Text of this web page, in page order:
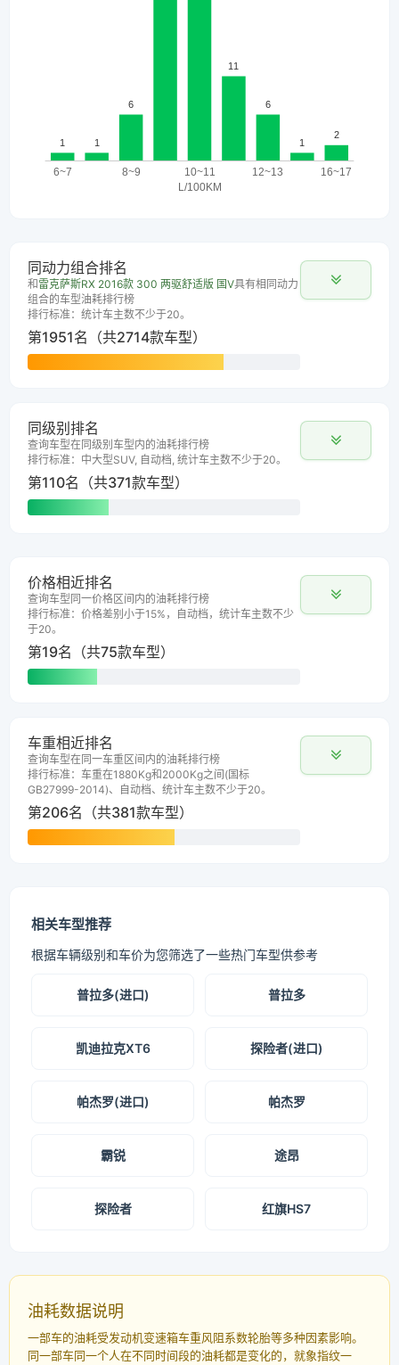
同动力组合排名
和 雷克萨斯RX 2016款 300 两驱舒适版 国V具有相同动力
组合的车型油耗排行榜
排行标准：统计车主数不少于20。
第1951名（共2714款车型）
同级别排名
查询车型在同级别车型内的油耗排行榜
排行标准：中大型SUV, 自动档, 统计车主数不少于20。
第110名（共371款车型）
价格相近排名
查询车型同一价格区间内的油耗排行榜
排行标准：价格差别小于15%，自动档，统计车主数不少
于20。
第19名（共75款车型）
车重相近排名
查询车型在同一车重区间内的油耗排行榜
排行标准：车重在1880Kg和2000Kg之间(国标
GB27999-2014)、自动档、统计车主数不少于20。
第206名（共381款车型）
相关车型推荐
根据车辆级别和车价为您筛选了一些热门车型供参考
普拉多(进口) 普拉多
凯迪拉克XT6 探险者(进口)
帕杰罗(进口) 帕杰罗
霸锐 途昂
探险者 红旗HS7
油耗数据说明
一部车的油耗受发动机变速箱车重风阻系数轮胎等多种因素影响。
同一部车同一个人在不同时间段的油耗都是变化的，就象指纹一